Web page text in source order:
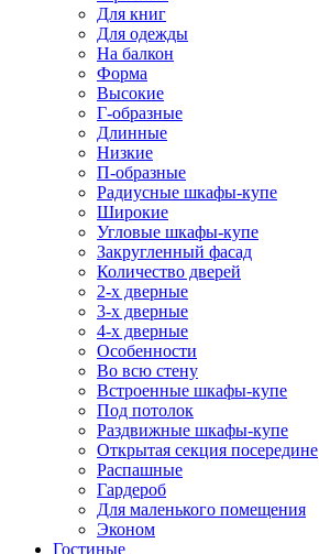
Для книг
Для одежды
На балкон
Форма
Высокие
Г-образные
Длинные
Низкие
П-образные
Радиусные шкафы-купе
Широкие
Угловые шкафы-купе
Закругленный фасад
Количество дверей
2-х дверные
3-х дверные
4-х дверные
Особенности
Во всю стену
Встроенные шкафы-купе
Под потолок
Раздвижные шкафы-купе
Открытая секция посередине
Распашные
Гардероб
Для маленького помещения
Эконом
Гостиные